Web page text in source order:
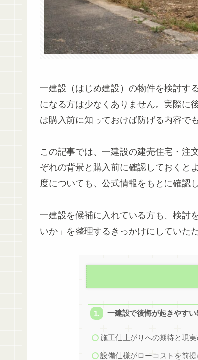
一建設（はじめ建設）の物件を検討す
になる方は少なくありません。実際に
は購入前に知っておけば防げる内容で
この記事では、一建設の建売住宅・注
ぞれの背景と購入前に確認しておくと
度についても、公式情報をもとに確認
一建設を候補に入れている方も、検討
いか」を整理するきっかけにしていた
一建設で後悔が起きやすい
施工仕上がりへの期待と現
設備仕様がローコストを前